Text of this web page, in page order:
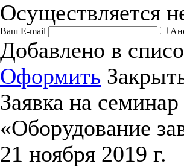
Осуществляется
Ваш E-mail
Добавлено в
Оформить
Заявка на семинар
«Оборудование
21 ноября 2019 г.